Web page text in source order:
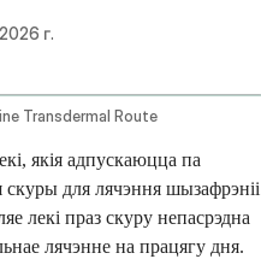
г.
Transdermal Route
якія адпускаюцца па
для лячэння шызафрэніі
лекі праз скуру непасрэдна
лячэнне на працягу дня.